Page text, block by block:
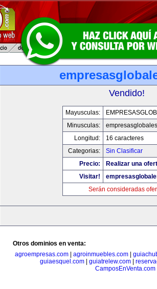
Vendido!
Mayusculas:
Minusculas:
Longitud:
16 caracteres
Categorias:
Sin Clasificar
Precio:
Realizar una
Visitar!
Serán consideradas
Otros dominios en venta:
agroempresas.com
agroinmuebles.com
guiaesquel.com
guiatrelew.com
CamposEnVenta.com